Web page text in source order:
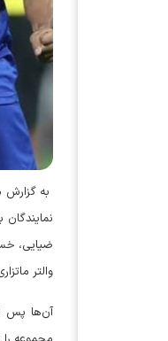
به گزارش
ضیایی،
والتر
آن‌ها پس